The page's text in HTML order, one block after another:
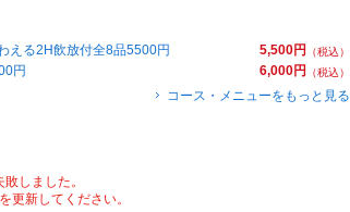
5,500円
（税込）
える2H飲放付全8品5500円
6,000円
（税込）
円
コース・メニューをもっと見る
しました。
更新してください。